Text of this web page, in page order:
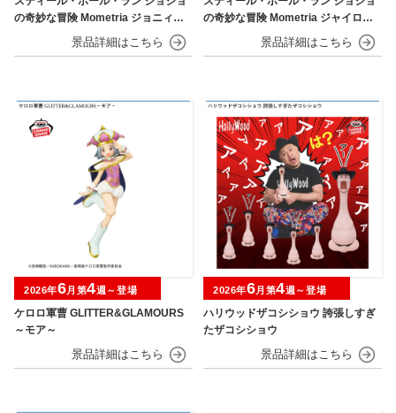
の奇妙な冒険 Mometria ジョニィ・
ジョースター
の奇妙な冒険 Mometria ジャイロ・
ケロロ軍曹 GLITTER&GLAMOURS
～モア～
2026年6月第4週～登場
ハリウッドザコシショウ 誇張しすぎ
たザコシショウ
2026年6月第4週～登場